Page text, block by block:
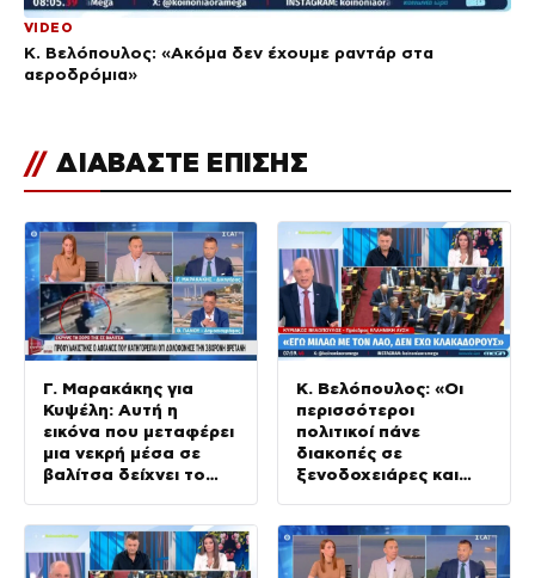
VIDEO
Κ. Βελόπουλος: «Ακόμα δεν έχουμε ραντάρ στα
αεροδρόμια»
// ΔΙΑΒΑΣΤΕ ΕΠΙΣΗΣ
Γ. Μαρακάκης για
Κυψέλη: Αυτή η
εικόνα που μεταφέρει
μια νεκρή μέσα σε
βαλίτσα δείχνει το
Κ. Βελόπουλος: «Οι
περισσότεροι
πολιτικοί πάνε
διακοπές σε
ξενοδοχειάρες και